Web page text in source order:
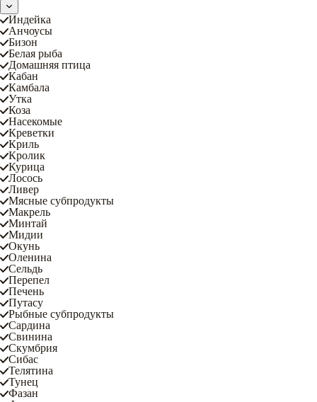
Индейка
Анчоусы
Бизон
Белая рыба
Домашняя птица
Кабан
Камбала
Утка
Коза
Насекомые
Креветки
Криль
Кролик
Курица
Лосось
Ливер
Мясные субпродукты
Макрель
Минтай
Мидии
Окунь
Оленина
Сельдь
Перепел
Печень
Путасу
Рыбные субпродукты
Сардина
Свинина
Скумбрия
Сибас
Телятина
Тунец
Фазан